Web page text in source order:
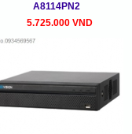
A8114PN2
5.725.000 VND